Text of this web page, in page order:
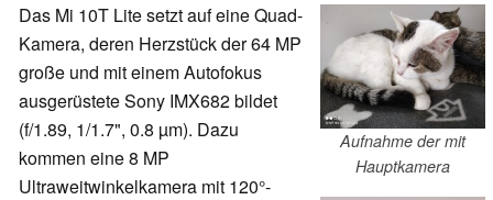
Aufnahme der mit
Hauptkamera
Das Mi 10T Lite setzt auf eine Quad-
Kamera, deren Herzstück der 64 MP
große und mit einem Autofokus
ausgerüstete Sony IMX682 bildet
(f/1.89, 1/1.7", 0.8 µm). Dazu
kommen eine 8 MP
Ultraweitwinkelkamera mit 120°-